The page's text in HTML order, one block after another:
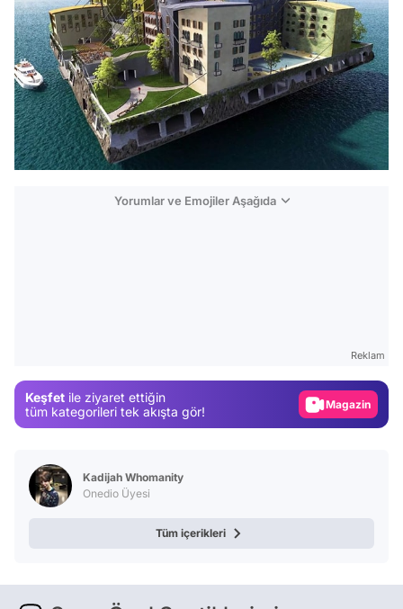
Yorumlar ve Emojiler Aşağıda
Reklam
Keşfet ile ziyaret ettiğin
tüm kategorileri tek akışta gör!
Video
Kadijah Whomanity
Onedio Üyesi
Tüm içerikleri